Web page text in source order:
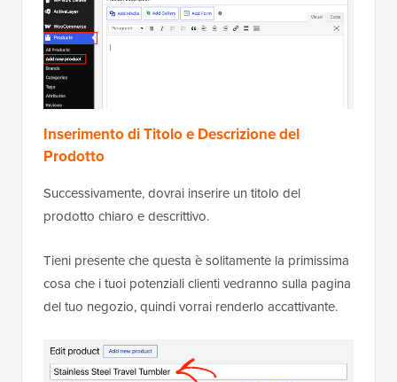
Inserimento di Titolo e Descrizione del
Prodotto
Successivamente, dovrai inserire un titolo del
prodotto chiaro e descrittivo.
Tieni presente che questa è solitamente la primissima
cosa che i tuoi potenziali clienti vedranno sulla pagina
del tuo negozio, quindi vorrai renderlo accattivante.